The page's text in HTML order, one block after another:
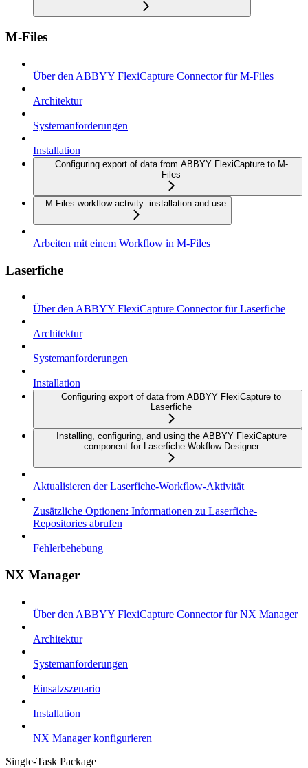
M-Files
Über den ABBYY FlexiCapture Connector für M-Files
Architektur
Systemanforderungen
Installation
Configuring export of data from ABBYY FlexiCapture to M-
Files
M-Files workflow activity: installation and use
Arbeiten mit einem Workflow in M-Files
Laserfiche
Über den ABBYY FlexiCapture Connector für Laserfiche
Architektur
Systemanforderungen
Installation
Configuring export of data from ABBYY FlexiCapture to
Laserfiche
Installing, configuring, and using the ABBYY FlexiCapture
component for Laserfiche Wokflow Designer
Aktualisieren der Laserfiche-Workflow-Aktivität
Zusätzliche Optionen: Informationen zu Laserfiche-
Repositories abrufen
Fehlerbehebung
NX Manager
Über den ABBYY FlexiCapture Connector für NX Manager
Architektur
Systemanforderungen
Einsatzszenario
Installation
NX Manager konfigurieren
Single-Task Package